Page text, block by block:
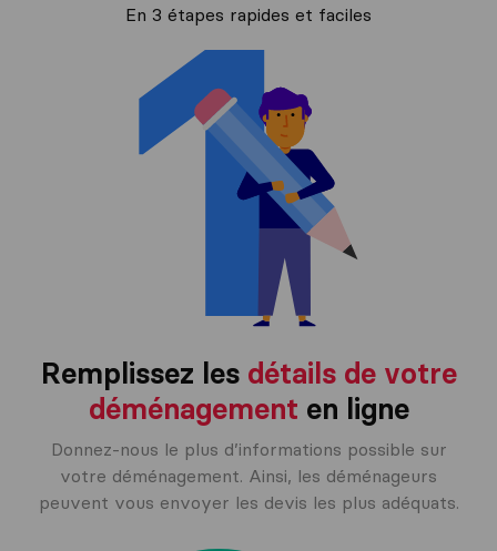
En 3 étapes rapides et faciles
Remplissez les détails de votre
déménagement en ligne
Donnez-nous le plus d’informations possible sur
votre déménagement. Ainsi, les déménageurs
peuvent vous envoyer les devis les plus adéquats.